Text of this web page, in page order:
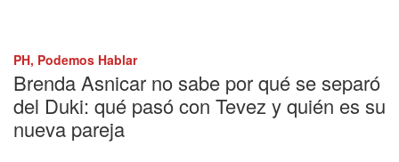
PH, Podemos Hablar
Brenda Asnicar no sabe por qué se separó
del Duki: qué pasó con Tevez y quién es su
nueva pareja